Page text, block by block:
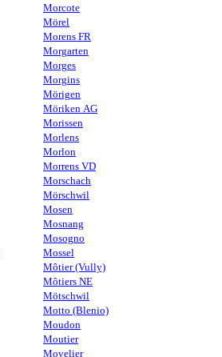
Morcote
Mörel
Morens FR
Morgarten
Morges
Morgins
Mörigen
Möriken AG
Morissen
Morlens
Morlon
Morrens VD
Morschach
Mörschwil
Mosen
Mosnang
Mosogno
Mossel
Môtier (Vully)
Môtiers NE
Mötschwil
Motto (Blenio)
Moudon
Moutier
Movelier